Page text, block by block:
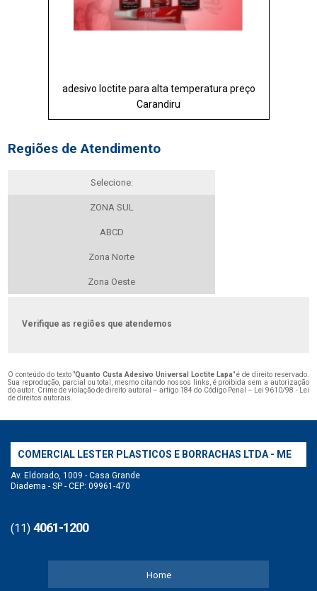
adesivo loctite para alta temperatura preço
Carandiru
Regiões de Atendimento
Selecione:
ZONA SUL
ABCD
Zona Norte
Zona Oeste
Verifique as regiões que atendemos
O conteúdo do texto "Quanto Custa Adesivo Universal Loctite Lapa" é de direito reservado.
Sua reprodução, parcial ou total, mesmo citando nossos links, é proibida sem a autorização
do autor. Crime de violação de direito autoral – artigo 184 do Código Penal –
Lei 9610/98 - Lei
de direitos autorais
COMERCIAL LESTER PLASTICOS E BORRACHAS LTDA - ME
Av. Eldorado, 1009 - Casa Grande
Diadema - SP - CEP: 09961-470
(11) 4061-1200
Home